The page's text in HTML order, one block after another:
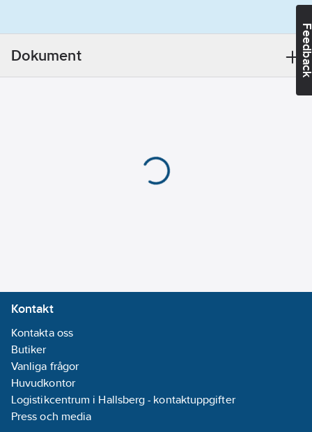
Dokument
Kontakt
Kontakta oss
Butiker
Vanliga frågor
Huvudkontor
Logistikcentrum i Hallsberg - kontaktuppgifter
Press och media